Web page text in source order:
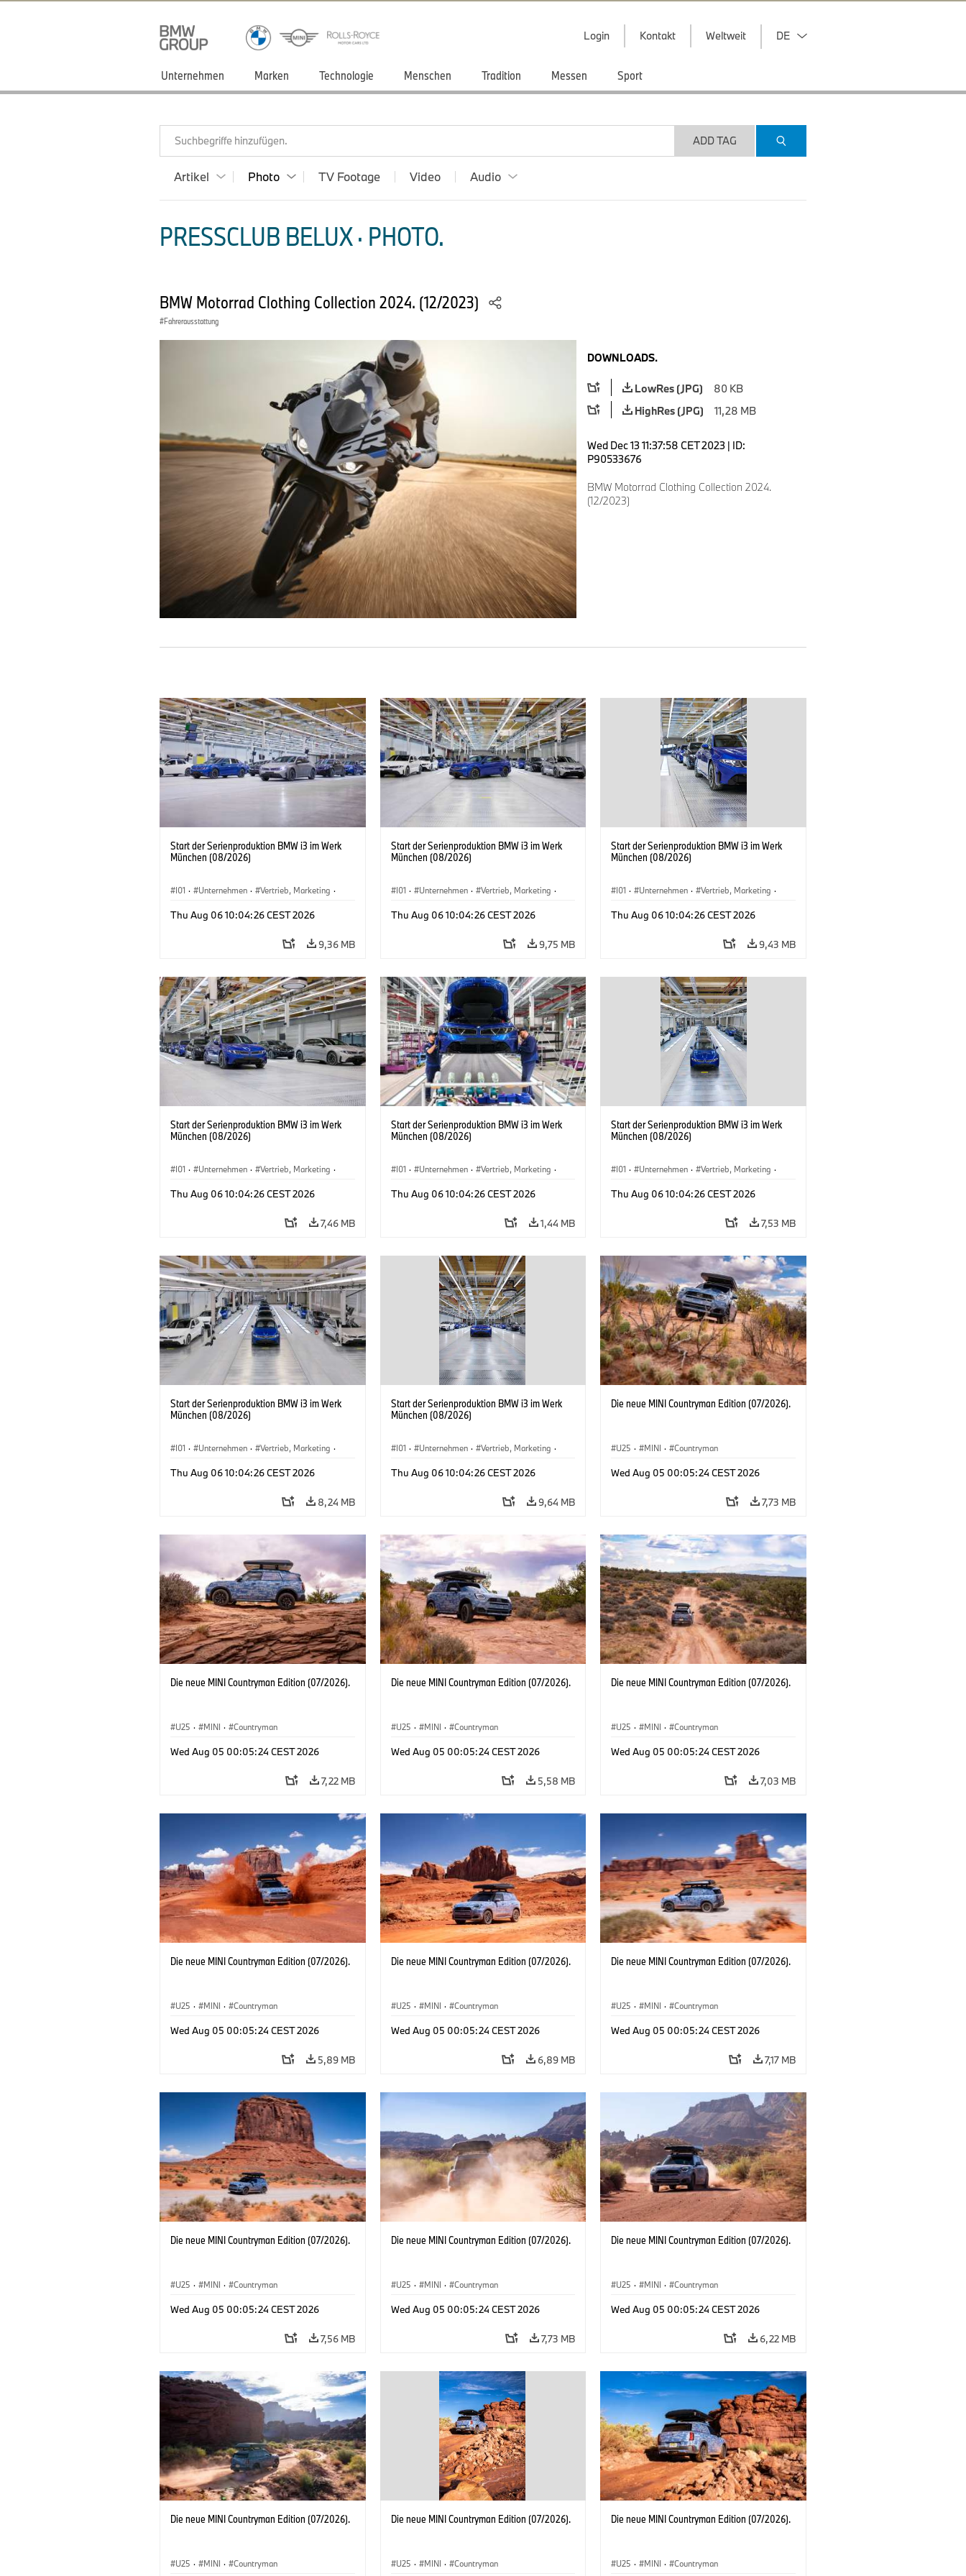
Login Kontakt Weltweit DE
Unternehmen Marken Technologie Menschen Tradition Messen Sport
Suchbegriffe hinzufügen. ADD TAG
Artikel Photo TV Footage Video Audio
PRESSCLUB BELUX · PHOTO.
BMW Motorrad Clothing Collection 2024. (12/2023)
Fahrerausstattung
DOWNLOADS.
LowRes (JPG)
80 KB
HighRes (JPG)
11,28 MB
Wed Dec 13 11:37:58 CET 2023 | ID:
P90533676
BMW Motorrad Clothing Collection 2024.
(12/2023)
Start der Serienproduktion BMW i3 im Werk
München (08/2026)
I01 · Unternehmen · Vertrieb, Marketing ·
Thu Aug 06 10:04:26 CEST 2026
9,36 MB
Start der Serienproduktion BMW i3 im Werk
München (08/2026)
I01 · Unternehmen · Vertrieb, Marketing ·
Thu Aug 06 10:04:26 CEST 2026
9,75 MB
Start der Serienproduktion BMW i3 im Werk
München (08/2026)
I01 · Unternehmen · Vertrieb, Marketing ·
Thu Aug 06 10:04:26 CEST 2026
9,43 MB
Start der Serienproduktion BMW i3 im Werk
München (08/2026)
I01 · Unternehmen · Vertrieb, Marketing ·
Thu Aug 06 10:04:26 CEST 2026
7,46 MB
Start der Serienproduktion BMW i3 im Werk
München (08/2026)
I01 · Unternehmen · Vertrieb, Marketing ·
Thu Aug 06 10:04:26 CEST 2026
1,44 MB
Start der Serienproduktion BMW i3 im Werk
München (08/2026)
I01 · Unternehmen · Vertrieb, Marketing ·
Thu Aug 06 10:04:26 CEST 2026
7,53 MB
Start der Serienproduktion BMW i3 im Werk
München (08/2026)
I01 · Unternehmen · Vertrieb, Marketing ·
Thu Aug 06 10:04:26 CEST 2026
8,24 MB
Start der Serienproduktion BMW i3 im Werk
München (08/2026)
I01 · Unternehmen · Vertrieb, Marketing ·
Thu Aug 06 10:04:26 CEST 2026
9,64 MB
Die neue MINI Countryman Edition (07/2026).
U25 · MINI · Countryman
Wed Aug 05 00:05:24 CEST 2026
7,73 MB
Die neue MINI Countryman Edition (07/2026).
U25 · MINI · Countryman
Wed Aug 05 00:05:24 CEST 2026
7,22 MB
Die neue MINI Countryman Edition (07/2026).
U25 · MINI · Countryman
Wed Aug 05 00:05:24 CEST 2026
5,58 MB
Die neue MINI Countryman Edition (07/2026).
U25 · MINI · Countryman
Wed Aug 05 00:05:24 CEST 2026
7,03 MB
Die neue MINI Countryman Edition (07/2026).
U25 · MINI · Countryman
Wed Aug 05 00:05:24 CEST 2026
5,89 MB
Die neue MINI Countryman Edition (07/2026).
U25 · MINI · Countryman
Wed Aug 05 00:05:24 CEST 2026
6,89 MB
Die neue MINI Countryman Edition (07/2026).
U25 · MINI · Countryman
Wed Aug 05 00:05:24 CEST 2026
7,17 MB
Die neue MINI Countryman Edition (07/2026).
U25 · MINI · Countryman
Wed Aug 05 00:05:24 CEST 2026
7,56 MB
Die neue MINI Countryman Edition (07/2026).
U25 · MINI · Countryman
Wed Aug 05 00:05:24 CEST 2026
7,73 MB
Die neue MINI Countryman Edition (07/2026).
U25 · MINI · Countryman
Wed Aug 05 00:05:24 CEST 2026
6,22 MB
Die neue MINI Countryman Edition (07/2026).
U25 · MINI · Countryman
Die neue MINI Countryman Edition (07/2026).
U25 · MINI · Countryman
Die neue MINI Countryman Edition (07/2026).
U25 · MINI · Countryman